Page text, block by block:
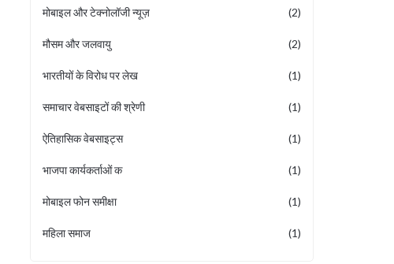
मोबाइल और टेक्नोलॉजी न्यूज़ (2)
मौसम और जलवायु (2)
भारतीयों के विरोध पर लेख (1)
समाचार वेबसाइटों की श्रेणी (1)
ऐतिहासिक वेबसाइट्स (1)
भाजपा कार्यकर्ताओं क (1)
मोबाइल फोन समीक्षा (1)
महिला समाज (1)